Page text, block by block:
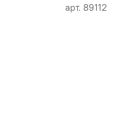
арт. 89112